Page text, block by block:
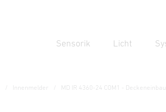
Sensorik Licht
Innenmelder MD IR 4360-24 COM1 - Deckeneinbau